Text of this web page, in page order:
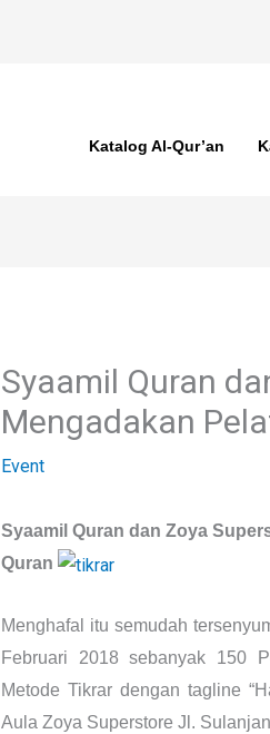
Katalog Al-Qur’an
Syaamil Quran
Mengadakan
Event
Syaamil Quran dan Zoya
Quran
Menghafal itu semudah
Februari 2018 sebanyak 150
Metode Tikrar dengan tagline
Aula Zoya Superstore Jl.